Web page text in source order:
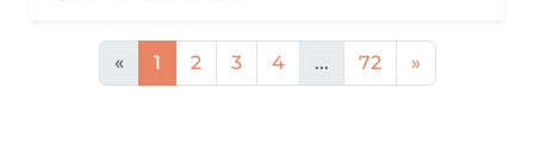
« 1 2 3 4 ... 72 »